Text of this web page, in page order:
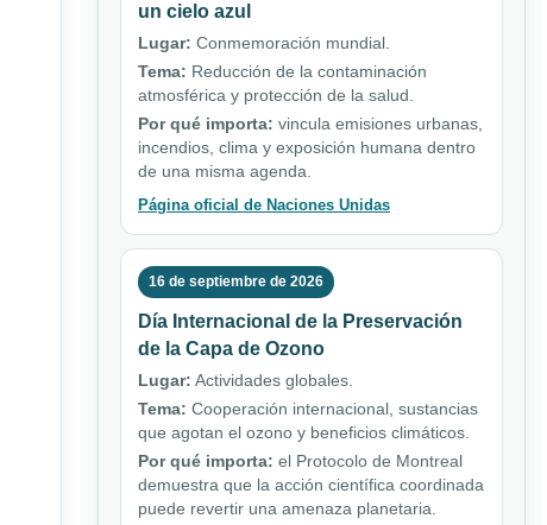
un cielo azul
Lugar: Conmemoración mundial.
Tema: Reducción de la contaminación
atmosférica y protección de la salud.
Por qué importa: vincula emisiones urbanas,
incendios, clima y exposición humana dentro
de una misma agenda.
Página oficial de Naciones Unidas
16 de septiembre de 2026
Día Internacional de la Preservación
de la Capa de Ozono
Lugar: Actividades globales.
Tema: Cooperación internacional, sustancias
que agotan el ozono y beneficios climáticos.
Por qué importa: el Protocolo de Montreal
demuestra que la acción científica coordinada
puede revertir una amenaza planetaria.